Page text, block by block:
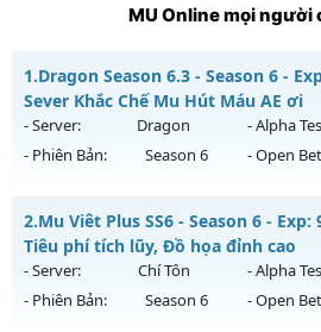
MU Online mọi người
1.Dragon Season 6.3 - Season 6 -
Sever Khắc Chế Mu Hút Máu AE ơi
- Server: Dragon - Alpha
- Phiên Bản:
Season 6 - Open
Dragon Season 6.3 - Sever Khắc Chế
Mu mới ra tháng 08 2026 - Mở máy
ngày 04/08/2626
Exp: 500x - Drop: 20%
2.Mu Viêt Plus SS6 - Season 6 - Exp:
Tiêu phí tích lũy, Đồ họa đỉnh cao
- Server: Chí Tôn - Alpha
- Phiên Bản:
Season 6 - Open